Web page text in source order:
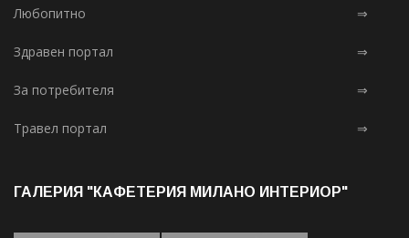
Любопитно ⇒
Здравен портал ⇒
За потребителя ⇒
Травел портал ⇒
ГАЛЕРИЯ "КАФЕТЕРИЯ МИЛАНО ИНТЕРИОР"